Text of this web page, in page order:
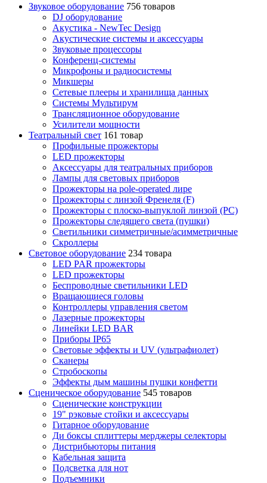
Звуковое оборудование 756 товаров
DJ оборудование
Акустика - NewTec Design
Акустические системы и аксессуары
Звуковые процессоры
Конференц-системы
Микрофоны и радиосистемы
Микшеры
Сетевые плееры и хранилища данных
Системы Мультирум
Трансляционное оборудование
Усилители мощности
Театральный свет 161 товар
Профильные прожекторы
LED прожекторы
Аксессуары для театральных приборов
Лампы для световых приборов
Прожекторы на pole-operated лире
Прожекторы с линзой Френеля (F)
Прожекторы с плоско-выпуклой линзой (PC)
Прожекторы следящего света (пушки)
Светильники симметричные/асимметричные
Скроллеры
Световое оборудование 234 товара
LED PAR прожекторы
LED прожекторы
Беспроводные светильники LED
Вращающиеся головы
Контроллеры управления светом
Лазерные прожекторы
Линейки LED BAR
Приборы IP65
Световые эффекты и UV (ультрафиолет)
Сканеры
Стробоскопы
Эффекты дым машины пушки конфетти
Сценическое оборудование 545 товаров
Сценические конструкции
19" рэковые стойки и аксесcуары
Гитарное оборудование
Ди боксы сплиттеры мерджеры селекторы
Дистрибьюторы питания
Кабельная защита
Подсветка для нот
Подъемники